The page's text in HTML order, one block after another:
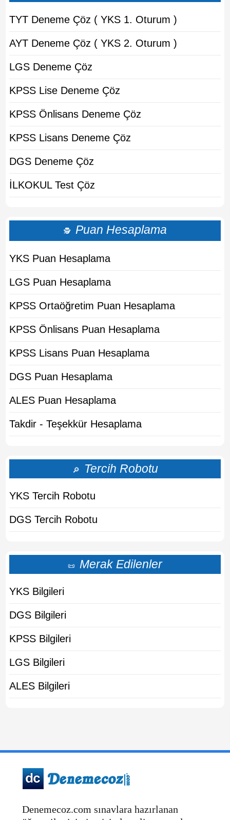
TYT Deneme Çöz ( YKS 1. Oturum )
AYT Deneme Çöz ( YKS 2. Oturum )
LGS Deneme Çöz
KPSS Lise Deneme Çöz
KPSS Önlisans Deneme Çöz
KPSS Lisans Deneme Çöz
DGS Deneme Çöz
İLKOKUL Test Çöz
🕵 Puan Hesaplama
YKS Puan Hesaplama
LGS Puan Hesaplama
KPSS Ortaöğretim Puan Hesaplama
KPSS Önlisans Puan Hesaplama
KPSS Lisans Puan Hesaplama
DGS Puan Hesaplama
ALES Puan Hesaplama
Takdir - Teşekkür Hesaplama
🔎 Tercih Robotu
YKS Tercih Robotu
DGS Tercih Robotu
📜 Merak Edilenler
YKS Bilgileri
DGS Bilgileri
KPSS Bilgileri
LGS Bilgileri
ALES Bilgileri
Denemecoz.com sınavlara hazırlanan